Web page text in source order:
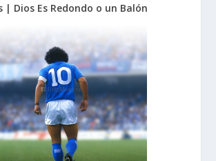
| Dios Es Redondo o un Balón